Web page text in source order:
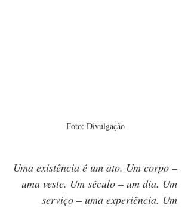
Foto: Divulgação
Uma existência é um ato. Um corpo –
uma veste. Um século – um dia. Um
serviço – uma experiência. Um